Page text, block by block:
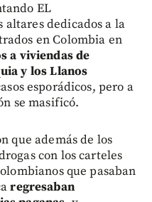
EL
altares dedicados a la
en Colombia en
a viviendas de
y los Llanos
esporádicos, pero a
se masificó.
que además de los
con los carteles
que pasaban
regresaban